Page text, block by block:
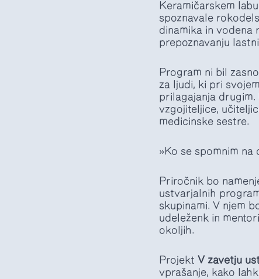
Keramičarskem
spoznavale
dinamika in vodena
prepoznavanju
Program ni bil
za ljudi, ki pri
prilagajanja
vzgojiteljice,
medicinske sestre.
»Ko se spomnim na
Priročnik bo
ustvarjalnih
skupinami. V njem
udeleženk in
okoljih.
Projekt V zavetju
vprašanje, kako